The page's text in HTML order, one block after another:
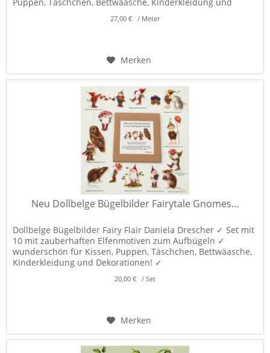
27,00 € / Meter
Merken
Neu Dollbelge Bügelbilder Fairytale Gnomes...
Dollbelge Bügelbilder Fairy Flair Daniela Drescher ✓ Set mit
10 mit zauberhaften Elfenmotiven zum Aufbügeln ✓
wunderschön für Kissen, Puppen, Täschchen, Bettwäasche,
Kinderkleidung und Dekorationen! ✓
20,00 € / Set
Merken